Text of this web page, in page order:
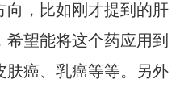
向，比如刚才提到的肝
望能将这个药应用到
肤癌、乳癌等等。另外